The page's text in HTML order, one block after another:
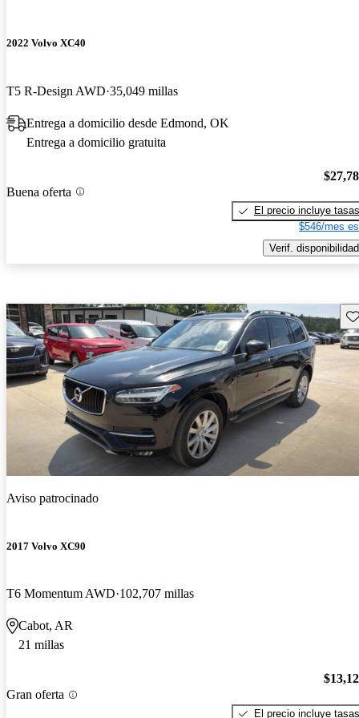
2022 Volvo XC40
T5 R-Design AWD 35,049 millas
Entrega a domicilio desde Edmond, OK
Entrega a domicilio gratuita
Buena oferta
El precio incluye tasas
$546/mes
Verif. disponibilidad
Aviso patrocinado
2017 Volvo XC90
T6 Momentum AWD 102,707 millas
Cabot, AR
21 millas
Gran oferta
El precio incluye tasas